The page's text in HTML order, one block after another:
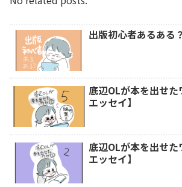
出版初心者あるある？
底辺OLが本を出せ
エッセイ】
底辺OLが本を出せ
エッセイ】